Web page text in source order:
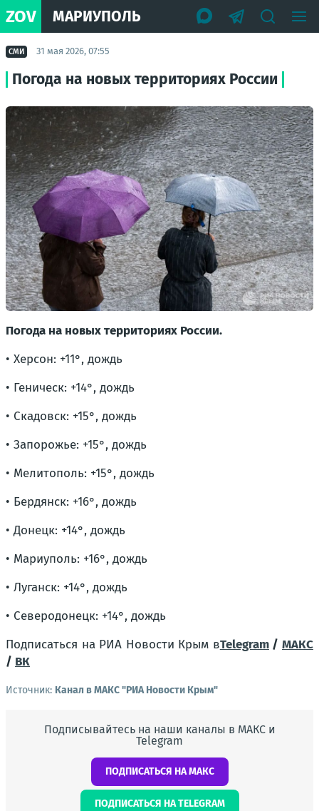
ZOV МАРИУПОЛЬ
СМИ 31 мая 2026, 07:55
Погода на новых территориях России
Погода на новых территориях России.
• Херсон: +11°, дождь
• Геническ: +14°, дождь
• Скадовск: +15°, дождь
• Запорожье: +15°, дождь
• Мелитополь: +15°, дождь
• Бердянск: +16°, дождь
• Донецк: +14°, дождь
• Мариуполь: +16°, дождь
• Луганск: +14°, дождь
• Северодонецк: +14°, дождь
Подписаться на РИА Новости Крым вTelegram/МАКС
/ ВК
Источник: Канал в МАКС "РИА Новости Крым"
Подписывайтесь на наши каналы в МАКС и
Telegram
ПОДПИСАТЬСЯ НА МАКС
ПОДПИСАТЬСЯ НА TELEGRAM